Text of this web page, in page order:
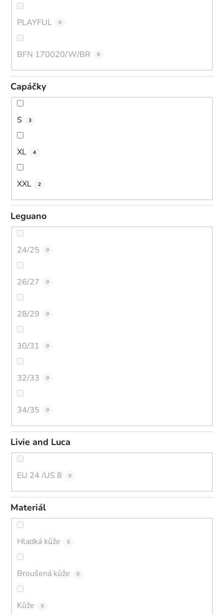
PLAYFUL 0
BFN 170020/W/BR 0
Capáčky
S 3
XL 4
XXL 2
Leguano
24/25 0
26/27 0
28/29 0
30/31 0
32/33 0
34/35 0
Livie and Luca
EU 24 /US 8 0
Materiál
Hladká kůže 0
Broušená kůže 0
Kůže 0